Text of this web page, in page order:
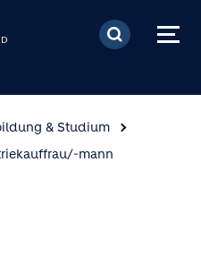
Direkt zum Inhalt
& Studium
mann